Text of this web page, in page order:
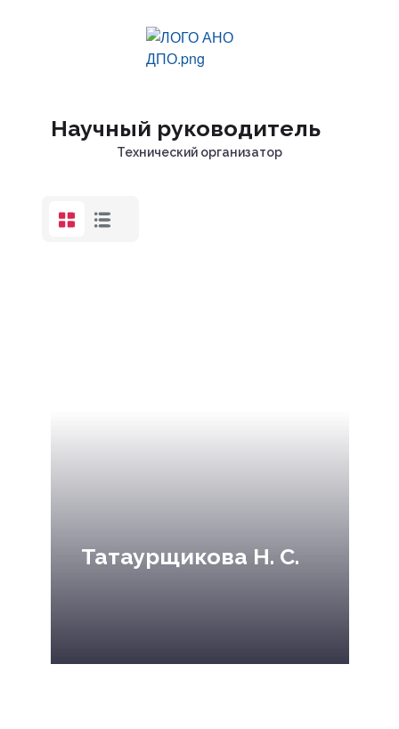
Технический организатор
Научный руководитель
Татаурщикова Н. С.